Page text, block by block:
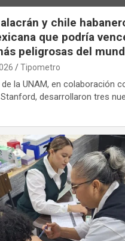
y chile
que podría
peligrosas del
Tipometro
la UNAM, en colaboración
desarrollaron tres